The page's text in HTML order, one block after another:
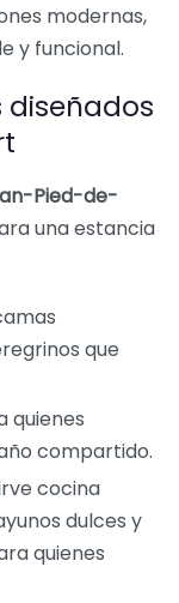
modernas,
y funcional.
diseñados
Pied-de-
una estancia
que
quienes
compartido.
cocina
dulces y
quienes